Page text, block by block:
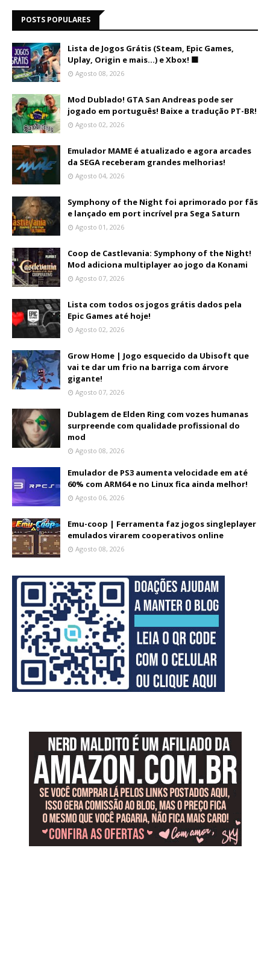
POSTS POPULARES
Lista de Jogos Grátis (Steam, Epic Games,
Uplay, Origin e mais...) e Xbox! 🟩
Agosto 08, 2026
Mod Dublado! GTA San Andreas pode ser
jogado em português! Baixe a tradução PT-BR!
Agosto 02, 2026
Emulador MAME é atualizado e agora arcades
da SEGA receberam grandes melhorias!
Agosto 04, 2026
Symphony of the Night foi aprimorado por fãs
e lançado em port incrível pra Sega Saturn
Agosto 01, 2026
Coop de Castlevania: Symphony of the Night!
Mod adiciona multiplayer ao jogo da Konami
Agosto 07, 2026
Lista com todos os jogos grátis dados pela
Epic Games até hoje!
Agosto 02, 2026
Grow Home | Jogo esquecido da Ubisoft que
vai te dar um frio na barriga com árvore
gigante!
Agosto 07, 2026
Dublagem de Elden Ring com vozes humanas
surpreende com qualidade profissional do
mod
Agosto 08, 2026
Emulador de PS3 aumenta velocidade em até
60% com ARM64 e no Linux fica ainda melhor!
Agosto 06, 2026
Emu-coop | Ferramenta faz jogos singleplayer
emulados virarem cooperativos online
Agosto 08, 2026